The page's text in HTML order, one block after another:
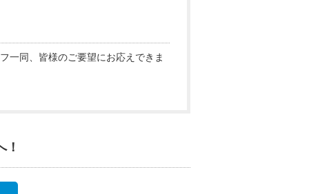
一同、皆様のご要望にお応えできま
！